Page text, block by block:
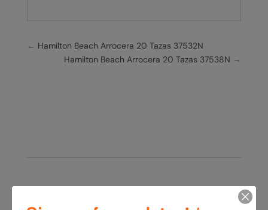
← Hamilton Beach Arrocera 20 Tazas 37532N
Hamilton Beach Arrocera 20 Tazas 37538N →